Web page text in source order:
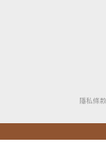
隱私條款